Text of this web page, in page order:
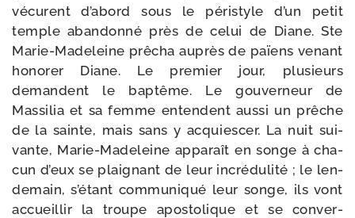
vécurent d’abord sous le péri­style d’un petit
temple aban­don­né près de celui de Diane. Ste
Marie-​Madeleine prê­cha auprès de païens venant
hono­rer Diane. Le pre­mier jour, plu­sieurs
demandent le bap­tême. Le gou­ver­neur de
Massilia et sa femme entendent aus­si un prêche
de la sainte, mais sans y acquies­cer. La nuit sui­
vante, Marie-​Madeleine appa­raît en songe à cha­
cun d’eux se plai­gnant de leur incré­du­li­té ; le len­
de­main, s’étant com­mu­ni­qué leur songe, ils vont
accueillir la troupe apos­to­lique et se conver­